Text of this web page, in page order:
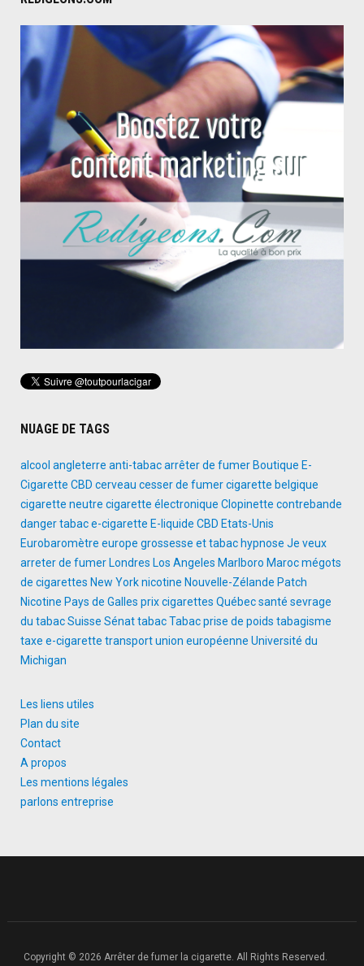
NUAGE DE TAGS
alcool angleterre anti-tabacarrêter de fumer Boutique E-
Cigarette CBD cerveau cesser de fumercigarette belgique
cigarette neutre cigarette électronique Clopinette contrebande
danger tabace-cigarette E-liquide CBD Etats-Unis
Eurobaromètre europe grossesse et tabac hypnose Je veux
arreter de fumer Londres Los Angeles Marlboro Marocmégots
de cigarettes New Yorknicotine Nouvelle-Zélande Patch
Nicotine Pays de Galles prix cigarettes Québecsanté sevrage
du tabacSuisse SénattabacTabac prise de poids tabagisme
taxe e-cigarette transportunion européenne Université du
Michigan
Les liens utiles
Plan du site
Contact
A propos
Les mentions légales
parlons entreprise
Copyright © 2026 Arrêter de fumer la cigarette. All Rights Reserved.